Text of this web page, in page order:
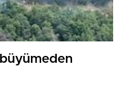
büyümeden